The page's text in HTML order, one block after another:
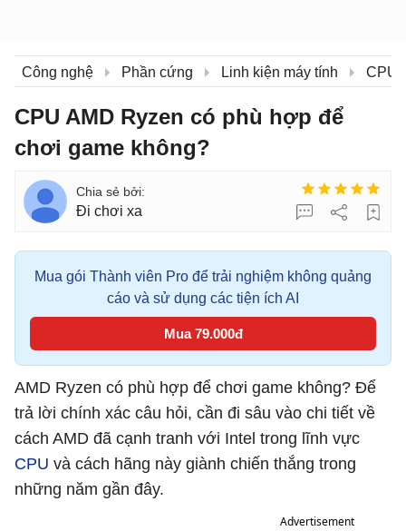
Công nghệ Phần cứng Linh kiện máy tính CPU
CPU AMD Ryzen có phù hợp để
chơi game không?
Đi chơi xa
Mua gói Thành viên Pro để trải nghiệm không quảng
cáo và sử dụng các tiện ích AI
Mua 79.000đ
AMD Ryzen có phù hợp để chơi game không? Để
trả lời chính xác câu hỏi, cần đi sâu vào chi tiết về
cách AMD đã cạnh tranh với Intel trong lĩnh vực
CPU và cách hãng này giành chiến thắng trong
những năm gần đây.
Advertisement